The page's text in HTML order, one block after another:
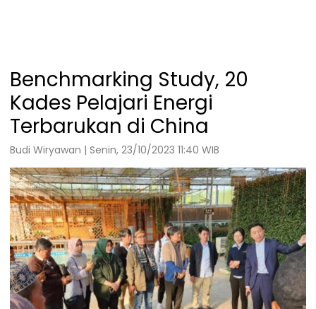
Benchmarking Study, 20
Kades Pelajari Energi
Terbarukan di China
Budi Wiryawan | Senin, 23/10/2023 11:40 WIB